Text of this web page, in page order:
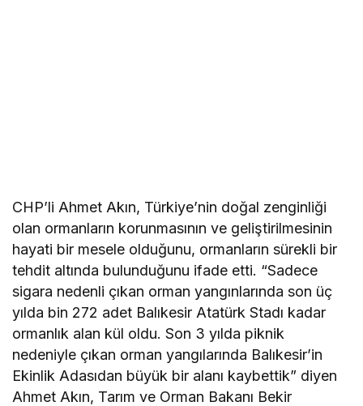
CHP’li Ahmet Akın, Türkiye’nin doğal zenginliği
olan ormanların korunmasının ve geliştirilmesinin
hayati bir mesele olduğunu, ormanların sürekli bir
tehdit altında bulunduğunu ifade etti. “Sadece
sigara nedenli çıkan orman yangınlarında son üç
yılda bin 272 adet Balıkesir Atatürk Stadı kadar
ormanlık alan kül oldu. Son 3 yılda piknik
nedeniyle çıkan orman yangılarında Balıkesir’in
Ekinlik Adasıdan büyük bir alanı kaybettik” diyen
Ahmet Akın, Tarım ve Orman Bakanı Bekir